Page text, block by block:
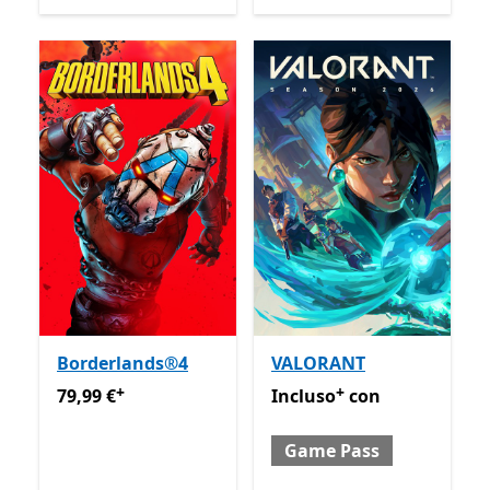
Borderlands®4
79,99 €Offre acquisti in-app
79,99 €+
VALORANT
Incluso con Game Pass
Incluso+ con
Game Pass